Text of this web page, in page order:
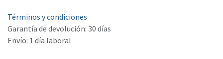
Términos y condiciones
Garantía de devolución: 30 días
Envío: 1 día laboral